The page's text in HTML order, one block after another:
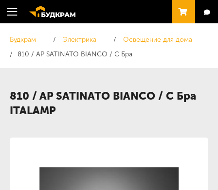
Будкрам Электрика
Освещение для дома
810 / AP SATINATO BIANCO / C Бра
810 / AP SATINATO BIANCO / C Бра
ITALAMP